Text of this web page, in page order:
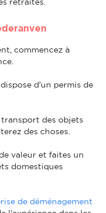
commencez à
d'un permis de
des objets
des choses.
valeur et faites un
domestiques
de déménagement